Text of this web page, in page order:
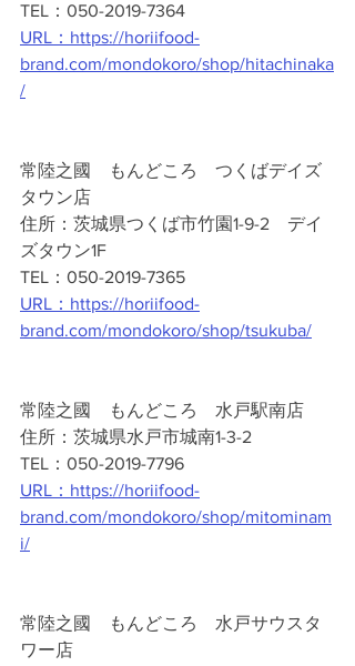
TEL：050-2019-7364
URL：https://horiifood-
brand.com/mondokoro/shop/hitachinaka
/
常陸之國　もんどころ　つくばデイズ
タウン店
住所：茨城県つくば市竹園1-9-2　デイ
ズタウン1F
TEL：050-2019-7365
URL：https://horiifood-
brand.com/mondokoro/shop/tsukuba/
常陸之國　もんどころ　水戸駅南店
住所：茨城県水戸市城南1-3-2
TEL：050-2019-7796
URL：https://horiifood-
brand.com/mondokoro/shop/mitominam
i/
常陸之國　もんどころ　水戸サウスタ
ワー店